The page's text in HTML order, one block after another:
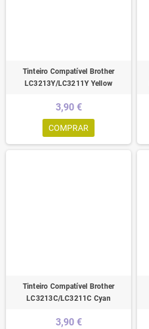
Tinteiro Compatível Brother
LC3213Y/LC3211Y Yellow
3,90 €
COMPRAR
Tinteiro Compatível Brother
LC3213C/LC3211C Cyan
3,90 €